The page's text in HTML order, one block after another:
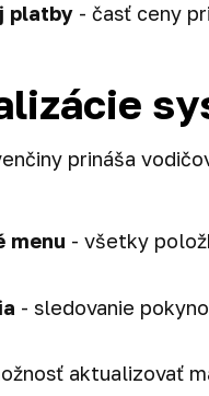
platby - časť ceny
prináša
menu - všetky
- sledovanie
aktualizovať